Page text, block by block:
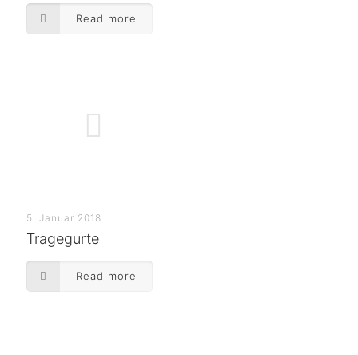
Read more
5. Januar 2018
Tragegurte
Read more